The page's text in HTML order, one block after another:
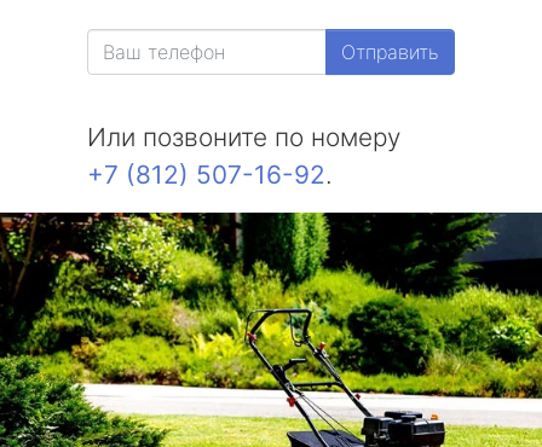
Отправить
Или позвоните по номеру
+7 (812) 507-16-92.